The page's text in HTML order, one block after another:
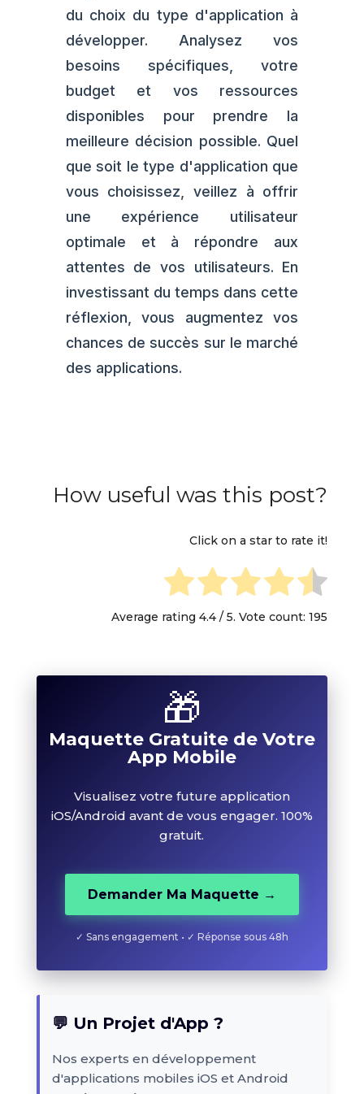
du choix du type d'application à
développer. Analysez vos
besoins spécifiques, votre
budget et vos ressources
disponibles pour prendre la
meilleure décision possible. Quel
que soit le type d'application que
vous choisissez, veillez à offrir
une expérience utilisateur
optimale et à répondre aux
attentes de vos utilisateurs. En
investissant du temps dans cette
réflexion, vous augmentez vos
chances de succès sur le marché
des applications.
How useful was this post?
Click on a star to rate it!
Average rating4.4 / 5. Vote count:195
🎁
Maquette Gratuite de Votre
App Mobile
Visualisez votre future application
iOS/Android avant de vous engager. 100%
gratuit.
Demander Ma Maquette →
✓ Sans engagement • ✓ Réponse sous 48h
💬 Un Projet d'App ?
Nos experts en développement
d'applications mobiles iOS et Android